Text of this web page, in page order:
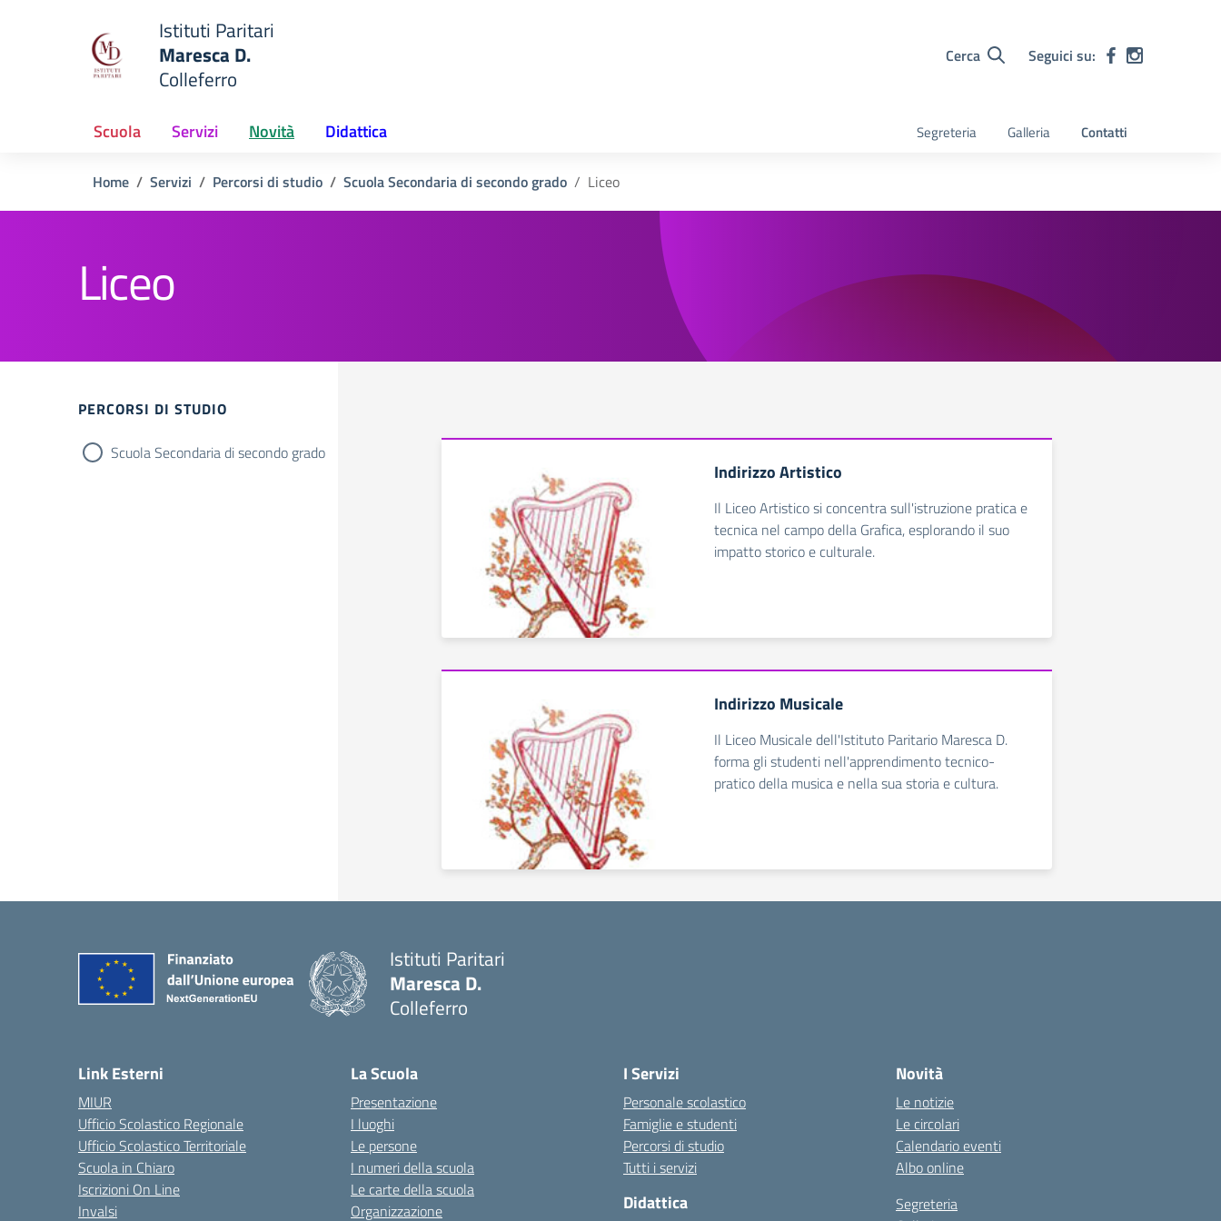
Istituti Paritari
Maresca D.
Colleferro
Cerca Seguici su:
Scuola Servizi Novità Didattica Segreteria Galleria Contatti
Home Servizi Percorsi di studio Scuola Secondaria di secondo grado Liceo
Liceo
Filtri
PERCORSI DI STUDIO
Scuola Secondaria di secondo grado
Indirizzo Artistico
Il Liceo Artistico si concentra sull'istruzione pratica e
tecnica nel campo della Grafica, esplorando il suo
impatto storico e culturale.
Indirizzo Musicale
Il Liceo Musicale dell'Istituto Paritario Maresca D.
forma gli studenti nell'apprendimento tecnico-
pratico della musica e nella sua storia e cultura.
Istituti Paritari
Maresca D.
Colleferro
Link Esterni
MIUR
Ufficio Scolastico Regionale
Ufficio Scolastico Territoriale
Scuola in Chiaro
Iscrizioni On Line
Invalsi
La Scuola
Presentazione
I luoghi
Le persone
I numeri della scuola
Le carte della scuola
Organizzazione
I Servizi
Personale scolastico
Famiglie e studenti
Percorsi di studio
Tutti i servizi
Didattica
Novità
Le notizie
Le circolari
Calendario eventi
Albo online
Segreteria